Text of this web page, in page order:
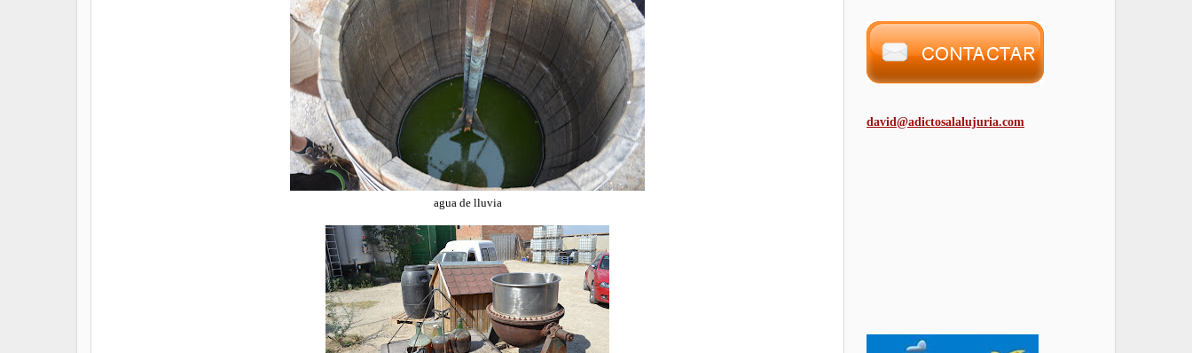
agua de lluvia
david@adictosalalujuria.com